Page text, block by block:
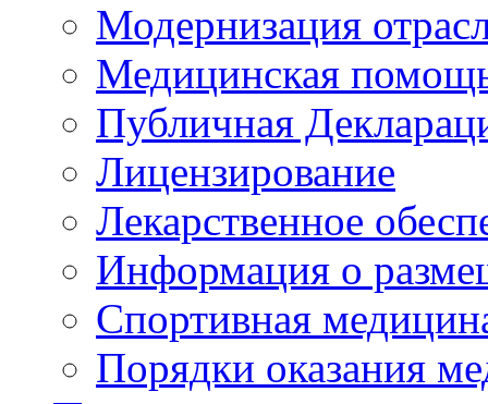
Модернизация
Медицинская
Публичная
Лицензирование
Лекарственное
Информация о
Спортивная
Порядки оказания